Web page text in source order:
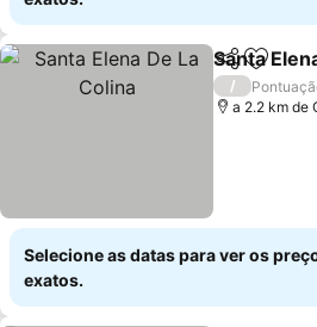
Partilhar
Santa
/
a 2.2 km de
Selecione as datas para ver os
exatos.